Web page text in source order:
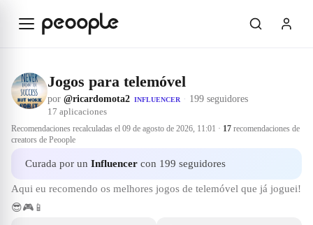
Jogos para telemóvel
por @ricardomota2 INFLUENCER · 199 seguidores
17 aplicaciones
Recomendaciones recalculadas el 09 de agosto de 2026, 11:01 · 17 recomendaciones de
creators de Peoople
Curada por un Influencer con 199 seguidores
Aqui eu recomendo os melhores jogos de telemóvel que já joguei!
😎🎮📱